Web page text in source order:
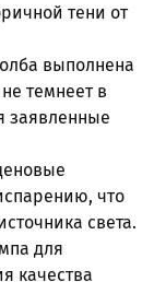
тени от
выполнена
темнеет в
заявленные
что
света.
для
качества